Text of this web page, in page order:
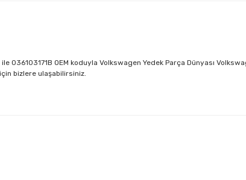
036103171B OEM koduyla Volkswagen Yedek Parça Dünyası
bizlere ulaşabilirsiniz.